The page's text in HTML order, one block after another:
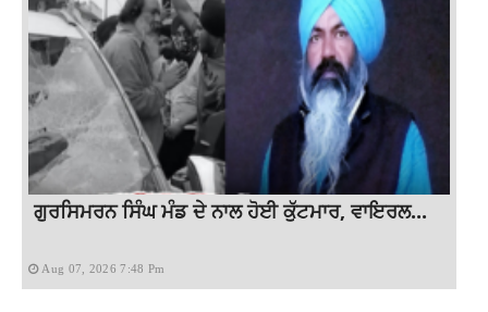
ਗੁਰਸਿਮਰਨ ਸਿੰਘ ਮੰਡ ਦੇ ਨਾਲ ਹੋਈ ਕੁੱਟਮਾਰ, ਵਾਇਰਲ...
Aug 07, 2026 7:48 Pm